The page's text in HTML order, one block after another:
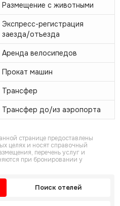
Размещение с животными
Экспресс-регистрация
заезда/отъезда
Аренда велосипедов
Прокат машин
Трансфер
Трансфер до/из аэропорта
странице предоставлены
целях и носят справочный
перечень услуг и
при бронировании у
Поиск отелей